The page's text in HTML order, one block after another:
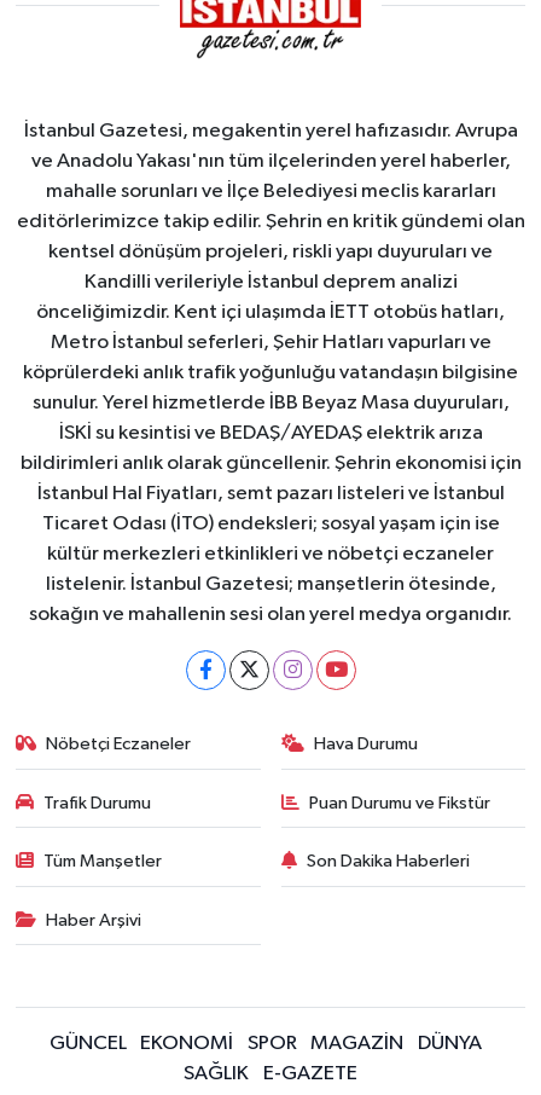
İstanbul Gazetesi, megakentin yerel hafızasıdır. Avrupa
ve Anadolu Yakası'nın tüm ilçelerinden yerel haberler,
mahalle sorunları ve İlçe Belediyesi meclis kararları
editörlerimizce takip edilir. Şehrin en kritik gündemi olan
kentsel dönüşüm projeleri, riskli yapı duyuruları ve
Kandilli verileriyle İstanbul deprem analizi
önceliğimizdir. Kent içi ulaşımda İETT otobüs hatları,
Metro İstanbul seferleri, Şehir Hatları vapurları ve
köprülerdeki anlık trafik yoğunluğu vatandaşın bilgisine
sunulur. Yerel hizmetlerde İBB Beyaz Masa duyuruları,
İSKİ su kesintisi ve BEDAŞ/AYEDAŞ elektrik arıza
bildirimleri anlık olarak güncellenir. Şehrin ekonomisi için
İstanbul Hal Fiyatları, semt pazarı listeleri ve İstanbul
Ticaret Odası (İTO) endeksleri; sosyal yaşam için ise
kültür merkezleri etkinlikleri ve nöbetçi eczaneler
listelenir. İstanbul Gazetesi; manşetlerin ötesinde,
sokağın ve mahallenin sesi olan yerel medya organıdır.
Nöbetçi Eczaneler Hava Durumu
Trafik Durumu Puan Durumu ve Fikstür
Tüm Manşetler Son Dakika Haberleri
Haber Arşivi
GÜNCEL EKONOMİ SPOR MAGAZİN
DÜNYA
SAĞLIK
E-GAZETE